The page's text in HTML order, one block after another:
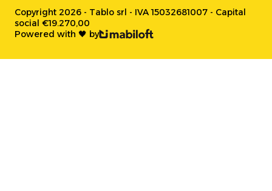
Copyright 2026 - Tablo srl - IVA 15032681007 - Capital
social €19.270,00
Powered with 🖤 by